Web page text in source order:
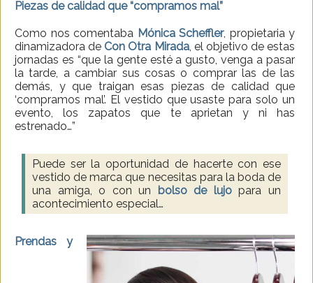
Piezas de calidad que “compramos mal”
Como nos comentaba Mónica Scheffler, propietaria y
dinamizadora de Con Otra Mirada, el objetivo de estas
jornadas es “que la gente esté a gusto, venga a pasar
la tarde, a cambiar sus cosas o comprar las de las
demás, y que traigan esas piezas de calidad que
‘compramos mal’. El vestido que usaste para solo un
evento, los zapatos que te aprietan y ni has
estrenado…”
Puede ser la oportunidad de hacerte con ese
vestido de marca que necesitas para la boda de
una amiga, o con un bolso de lujopara un
acontecimiento especial…
Prendas y